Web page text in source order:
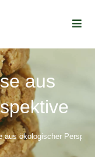
aus
aus ökologischer